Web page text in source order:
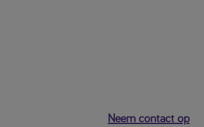
Neem contact op